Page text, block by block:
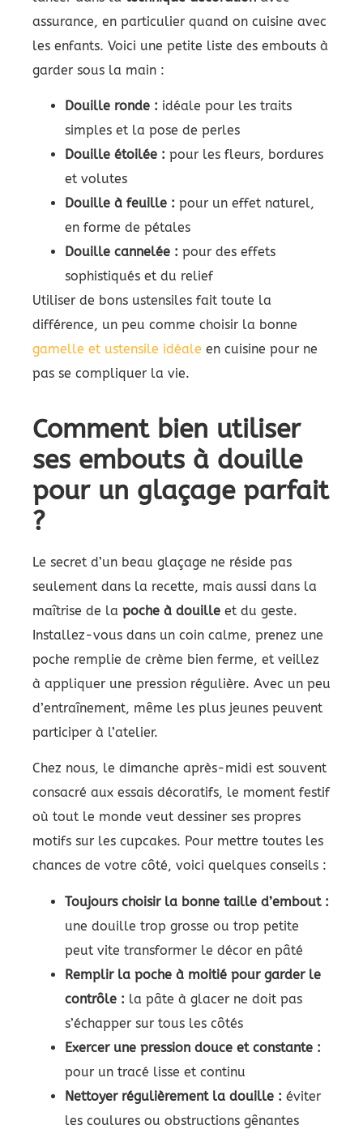
assurance, en particulier quand on cuisine avec
les enfants. Voici une petite liste des embouts à
garder sous la main :
Douille ronde : idéale pour les traits
simples et la pose de perles
Douille étoilée : pour les fleurs, bordures
et volutes
Douille à feuille : pour un effet naturel,
en forme de pétales
Douille cannelée : pour des effets
sophistiqués et du relief
Utiliser de bons ustensiles fait toute la
différence, un peu comme choisir la bonne
gamelle et ustensile idéale en cuisine pour ne
pas se compliquer la vie.
Comment bien utiliser
ses embouts à douille
pour un glaçage parfait
?
Le secret d’un beau glaçage ne réside pas
seulement dans la recette, mais aussi dans la
maîtrise de la poche à douille et du geste.
Installez-vous dans un coin calme, prenez une
poche remplie de crème bien ferme, et veillez
à appliquer une pression régulière. Avec un peu
d’entraînement, même les plus jeunes peuvent
participer à l’atelier.
Chez nous, le dimanche après-midi est souvent
consacré aux essais décoratifs, le moment festif
où tout le monde veut dessiner ses propres
motifs sur les cupcakes. Pour mettre toutes les
chances de votre côté, voici quelques conseils :
Toujours choisir la bonne taille d’embout :
une douille trop grosse ou trop petite
peut vite transformer le décor en pâté
Remplir la poche à moitié pour garder le
contrôle : la pâte à glacer ne doit pas
s’échapper sur tous les côtés
Exercer une pression douce et constante :
pour un tracé lisse et continu
Nettoyer régulièrement la douille : éviter
les coulures ou obstructions gênantes